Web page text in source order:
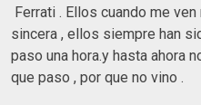
Ferrati . Ellos cuando me
sincera , ellos siempre han
paso una hora.y hasta ahora
que paso , por que no vino .